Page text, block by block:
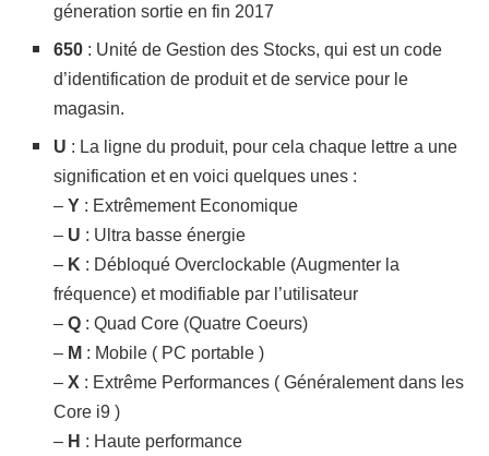
géneration sortie en fin 2017
650 : Unité de Gestion des Stocks, qui est un code
d’identification de produit et de service pour le
magasin.
U : La ligne du produit, pour cela chaque lettre a une
signification et en voici quelques unes :
–Y : Extrêmement Economique
– U : Ultra basse énergie
– K : Débloqué Overclockable (Augmenter la
fréquence) et modifiable par l’utilisateur
–Q : Quad Core (Quatre Coeurs)
– M : Mobile ( PC portable )
–X : Extrême Performances ( Généralement dans les
Core i9 )
– H : Haute performance